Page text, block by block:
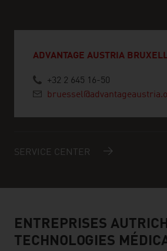
ADVANTAGE AUSTRIA
+32 2 645 16-50
SERVICE CENTER
ENTREPRISES
TECHNOLOGIES